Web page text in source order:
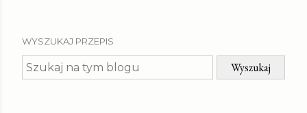
WYSZUKAJ PRZEPIS